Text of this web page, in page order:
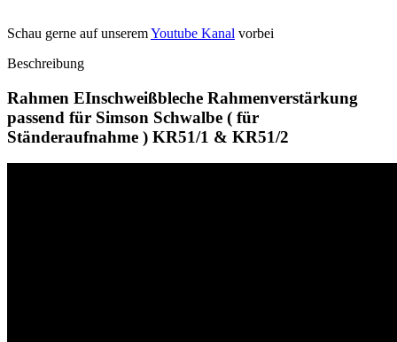
Schau gerne auf unseremYoutube Kanal vorbei
Beschreibung
Rahmen EInschweißbleche Rahmenverstärkung
passend für Simson Schwalbe ( für
Ständeraufnahme ) KR51/1 & KR51/2